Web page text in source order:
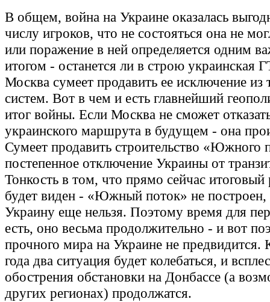
В общем, война на Украине оказалась
числу игроков, что не состояться она не
или поражение в ней определяется одним
итогом - останется ли в строю украинская
Москва сумеет продавить ее исключение из
систем. Вот в чем и есть главнейший
итог войны. Если Москва не сможет
украинского маршрута в будущем - она
Сумеет продавить строительство «Южного
постепенное отключение Украины от
Тонкость в том, что прямо сейчас итоговый
будет виден - «Южный поток» не построен,
Украину еще нельзя. Поэтому время для
есть, оно весьма продолжительно - и вот
прочного мира на Украине не
года два ситуация будет колебаться, и
обострения обстановки на Донбассе (а
других регионах) продолжатся.